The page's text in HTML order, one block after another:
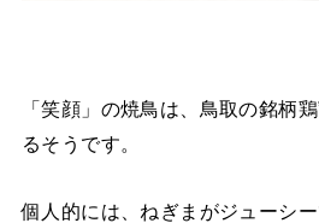
「笑顔」の焼鳥は、鳥取の銘柄
るそうです。
個人的には、ねぎまがジューシ